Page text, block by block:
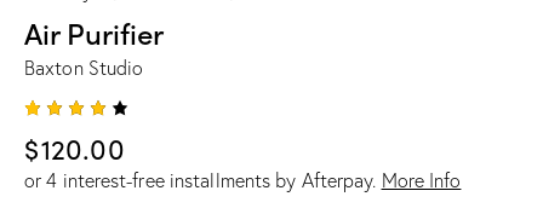
Air Purifier
Baxton Studio
puanın
a
dayana
$120.00
or 4 interest-free installments by Afterpay. More Info